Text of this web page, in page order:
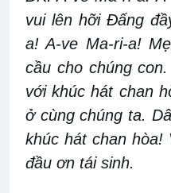
vui lên hỡi Đấng
a! A-ve Ma-ri-a!
cầu cho chúng
với khúc hát chan
ở cùng chúng ta.
khúc hát chan
đầu ơn tái sinh.